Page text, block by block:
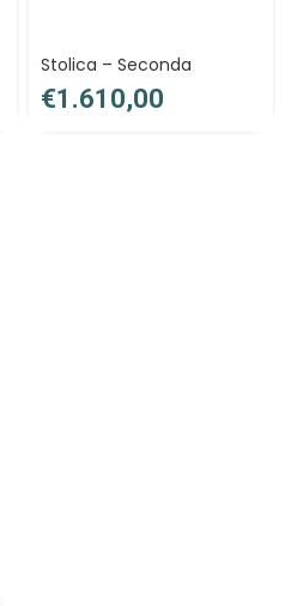
Stolica – Seconda
€